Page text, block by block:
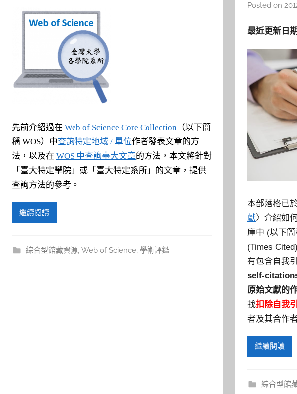
先前介紹過在 Web of Science Core Collection （以下簡
稱 WOS）中查詢特定地域 / 單位作者發表文章的方
法，以及在 WOS 中查詢臺大文章的方法， 本文將針對
「臺大特定學院」或「臺大特定系所」的文章，提供
查詢方法的參考。
繼續閱讀
綜合型館藏資源, Web of Science, 學術評鑑
Posted on
最近更新日
本部落格已
獻〉介紹如
庫中 (以下
(Times
有包含自我
self-
原始文獻的
找扣除自我
者及其合作
繼續閱讀
綜合型館